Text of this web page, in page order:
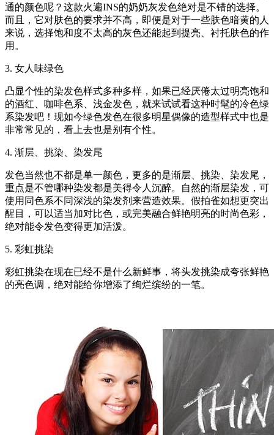
通的颜色呢？这款火遍INS的奶奶灰发色绝对是不错的选择。
而且，它对肤色的要求并不高，即便是对于一些肤色暗黄的人
来说，选择饱和度不太高的灰色还能起到提亮、衬托肤色的作
用。
3. 女人味绿色
凸显个性的染发色样式多种多样，如果已经厌倦太过明亮饱和
的酒红、咖啡色系、浅金发色，就来试试看这种时髦的冷色绿
系染发吧！现如今绿色发色在很多明星偶像的造型样式中也是
非常常见的，看上去也是别有个性。
4. 渐层、挑染、染发尾
发色当然也不都是单一颜色，更多的是渐层、挑染、染发尾，
重点是不管哪种染发都是美得令人沉醉。自然的渐层染发，可
使用同色系不同深浅的染发剂来营造效果。假拍雀如想更突出
醒目，可以适当加对比色，或完美融合鲜艳明亮的时尚色彩，
绝对能令发色变得更加活泼。
5. 彩虹挑染
彩虹挑染在现在已经不是什么新鲜事，将头发挑染成夸张鲜艳
的亮色调，绝对能给你增添了绚烂缤纷的一笔。